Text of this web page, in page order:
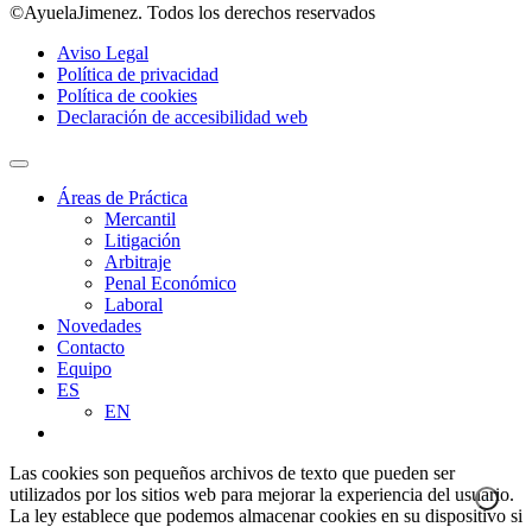
©AyuelaJimenez. Todos los derechos reservados
Aviso Legal
Política de privacidad
Política de cookies
Declaración de accesibilidad web
Áreas de Práctica
Mercantil
Litigación
Arbitraje
Penal Económico
Laboral
Novedades
Contacto
Equipo
ES
EN
Las cookies son pequeños archivos de texto que pueden ser
utilizados por los sitios web para mejorar la experiencia del usuario.
La ley establece que podemos almacenar cookies en su dispositivo si